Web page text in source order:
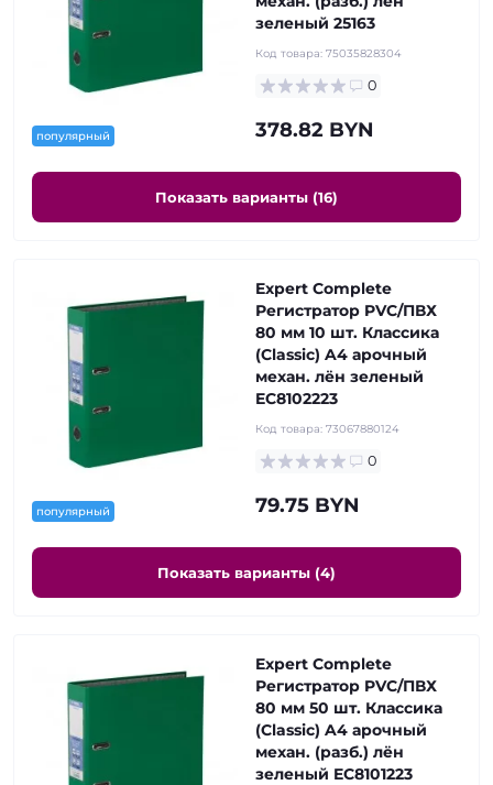
популярный
зеленый 25163
Код товара: 75035828304
0
378.82 BYN
Показать варианты (16)
популярный
Expert Complete
Регистратор PVC/ПВХ
80 мм 10 шт. Классика
(Classic) A4 арочный
механ. лён зеленый
EC8102223
Код товара: 73067880124
0
79.75 BYN
Показать варианты (4)
Expert Complete
Регистратор PVC/ПВХ
80 мм 50 шт. Классика
(Classic) A4 арочный
механ. (разб.) лён
зеленый EC8101223